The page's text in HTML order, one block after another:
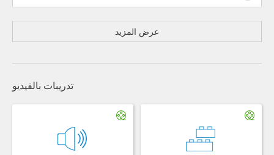
عرض المزيد
تدريبات بالفيديو